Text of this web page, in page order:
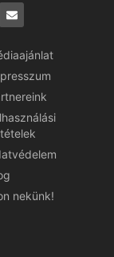
nekünk!